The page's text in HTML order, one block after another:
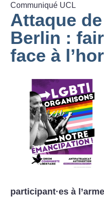
Communiqué UCL
Attaque
Berlin :
face à
participant·es à